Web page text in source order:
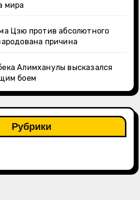
мира
Цзю против абсолютного
причина
Алимханулы высказался
боем
Рубрики